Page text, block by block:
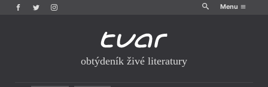
Menu
obtýdeník živé literatury